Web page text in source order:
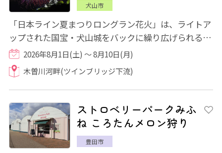
犬山市
「日本ライン夏まつりロングラン花火」は、ライトア
ップされた国宝・犬山城をバックに繰り広げられる花
火です。 犬山市と岐阜県各務原市の境を流...
2026年8月1日(土) ～ 8月10日(月)
木曽川河畔(ツインブリッジ下流)
ストロベリーパークみふ
ね ころたんメロン狩り
豊田市